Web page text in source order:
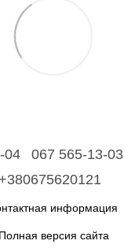
04 067 565-13-03
+380675620121
информация
Полная версия сайта